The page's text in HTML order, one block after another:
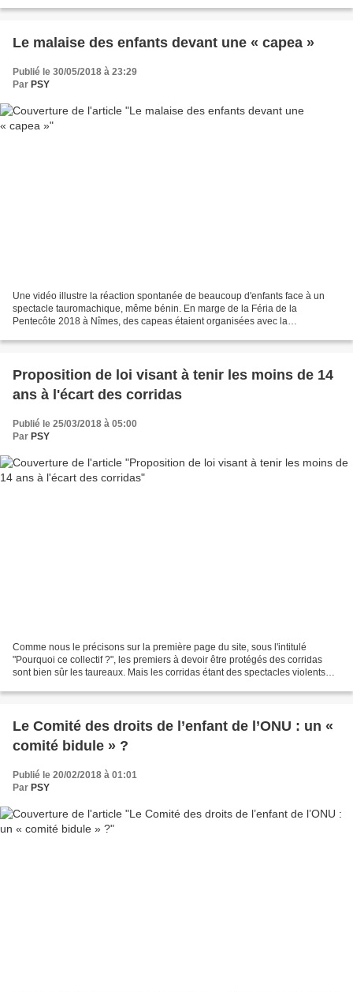
Le malaise des enfants devant une « capea »
Publié le 30/05/2018 à 23:29
Par PSY
Une vidéo illustre la réaction spontanée de beaucoup d'enfants face à un
spectacle tauromachique, même bénin. En marge de la Féria de la
Pentecôte 2018 à Nîmes, des capeas étaient organisées avec la
Proposition de loi visant à tenir les moins de 14
ans à l'écart des corridas
Publié le 25/03/2018 à 05:00
Par PSY
Comme nous le précisons sur la première page du site, sous l'intitulé
"Pourquoi ce collectif ?", les premiers à devoir être protégés des corridas
sont bien sûr les taureaux. Mais les corridas étant des spectacles violents
Le Comité des droits de l’enfant de l’ONU : un «
comité bidule » ?
Publié le 20/02/2018 à 01:01
Par PSY